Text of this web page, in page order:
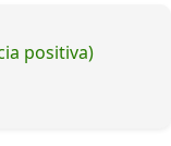
positiva)